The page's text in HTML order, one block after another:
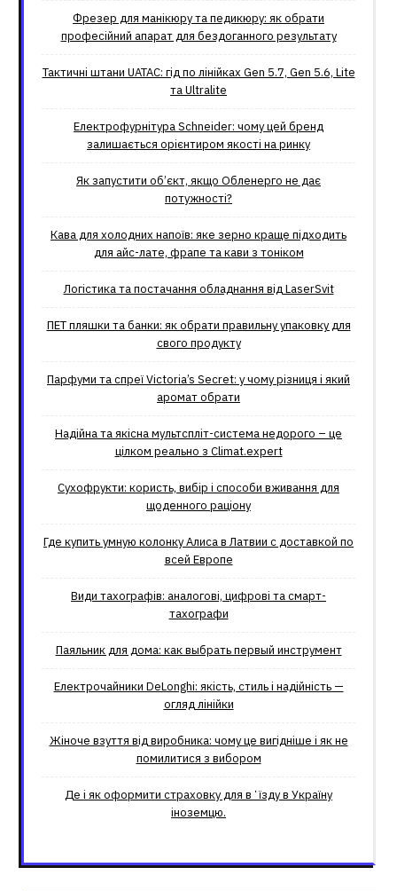
Фрезер для манікюру та педикюру: як обрати
професійний апарат для бездоганного результату
Тактичні штани UATAC: гід по лінійках Gen 5.7, Gen 5.6, Lite
та Ultralite
Електрофурнітура Schneider: чому цей бренд
залишається орієнтиром якості на ринку
Як запустити об’єкт, якщо Обленерго не дає
потужності?
Кава для холодних напоїв: яке зерно краще підходить
для айс-лате, фрапе та кави з тоніком
Логістика та постачання обладнання від LaserSvit
ПЕТ пляшки та банки: як обрати правильну упаковку для
свого продукту
Парфуми та спреї Victoria’s Secret: у чому різниця і який
аромат обрати
Надійна та якісна мультспліт-система недорого – це
цілком реально з Climat.еxpert
Сухофрукти: користь, вибір і способи вживання для
щоденного раціону
Где купить умную колонку Алиса в Латвии с доставкой по
всей Европе
Види тахографів: аналогові, цифрові та смарт-
тахографи
Паяльник для дома: как выбрать первый инструмент
Електрочайники DeLonghi: якість, стиль і надійність —
огляд лінійки
Жіноче взуття від виробника: чому це вигідніше і як не
помилитися з вибором
Де і як оформити страховку для вʼїзду в Україну
іноземцю.